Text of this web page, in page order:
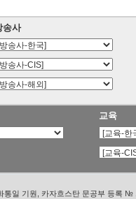
송사
교육
통일 기원, 카자흐스탄 문공부 등록